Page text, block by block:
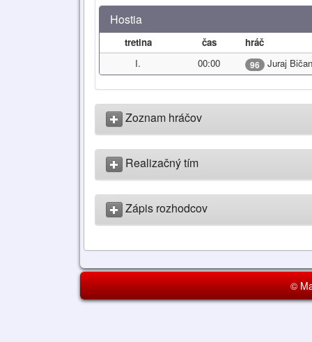
Hostia
tretina čas
hráč
I.
00:00 96 Juraj
Zoznam hráčov
Realizačný tím
Zápis rozhodcov
©